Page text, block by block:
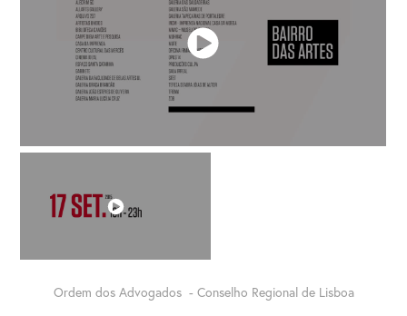
Ordem dos Advogados - Conselho Regional de Lisboa